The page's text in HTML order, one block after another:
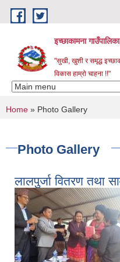
Skip to main content
इच्छाकामना
"सुखी, खुशी र समृद्ध
विकास हाम्रो चाहना !!"
You are here
Home » Photo Gallery
Photo Gallery
लालपुर्जा वितरण तथा